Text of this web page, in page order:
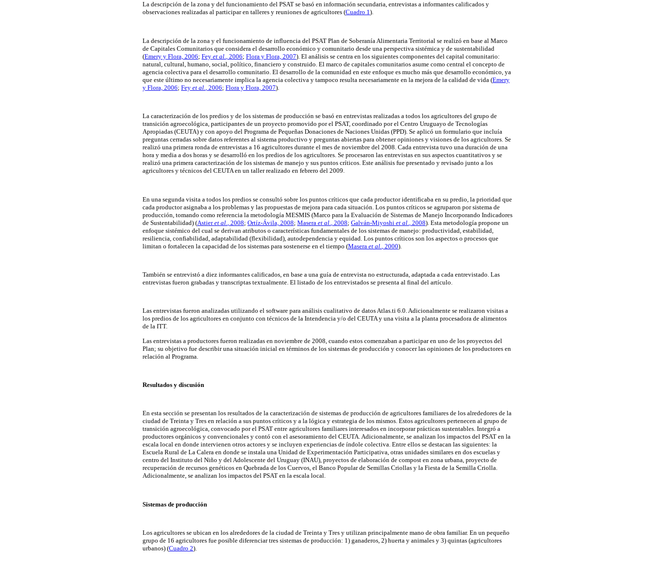
La descripción de la zona y del funcionamiento del PSAT se basó en información secundaria, entrevistas a informantes calificados y
observaciones realizadas al participar en talleres y reuniones de agricultores (Cuadro 1).
La descripción de la zona y el funcionamiento de influencia del PSAT Plan de Soberanía Alimentaria Territorial se realizó en base al Marco
de Capitales Comunitarios que considera el desarrollo económico y comunitario desde una perspectiva sistémica y de sustentabilidad
(Emery y Flora, 2006; Fey et al. , 2006; Flora y Flora, 2007). El análisis se centra en los siguientes componentes del capital comunitario:
natural, cultural, humano, social, político, financiero y construido. El marco de capitales comunitarios asume como central el concepto de
agencia colectiva para el desarrollo comunitario. El desarrollo de la comunidad en este enfoque es mucho más que desarrollo económico, ya
que este último no necesariamente implica la agencia colectiva y tampoco resulta necesariamente en la mejora de la calidad de vida (Emery
y Flora, 2006; Fey et al. , 2006; Flora y Flora, 2007).
La caracterización de los predios y de los sistemas de producción se basó en entrevistas realizadas a todos los agricultores del grupo de
transición agroecológica, participantes de un proyecto promovido por el PSAT, coordinado por el Centro Uruguayo de Tecnologías
Apropiadas (CEUTA) y con apoyo del Programa de Pequeñas Donaciones de Naciones Unidas (PPD). Se aplicó un formulario que incluía
preguntas cerradas sobre datos referentes al sistema productivo y preguntas abiertas para obtener opiniones y visiones de los agricultores. Se
realizó una primera ronda de entrevistas a 16 agricultores durante el mes de noviembre del 2008. Cada entrevista tuvo una duración de una
hora y media a dos horas y se desarrolló en los predios de los agricultores. Se procesaron las entrevistas en sus aspectos cuantitativos y se
realizó una primera caracterización de los sistemas de manejo y sus puntos críticos. Este análisis fue presentado y revisado junto a los
agricultores y técnicos del CEUTA en un taller realizado en febrero del 2009.
En una segunda visita a todos los predios se consultó sobre los puntos críticos que cada productor identificaba en su predio, la prioridad que
cada productor asignaba a los problemas y las propuestas de mejora para cada situación. Los puntos críticos se agruparon por sistema de
producción, tomando como referencia la metodología MESMIS (Marco para la Evaluación de Sistemas de Manejo Incorporando Indicadores
de Sustentabilidad) (Astieret al. , 2008; Ortíz-Ávila, 2008; Masera et al. , 2008; Galván-Miyoshi et al. , 2008). Esta metodología propone un
enfoque sistémico del cual se derivan atributos o características fundamentales de los sistemas de manejo: productividad, estabilidad,
resiliencia, confiabilidad, adaptabilidad (flexibilidad), autodependencia y equidad. Los puntos críticos son los aspectos o procesos que
limitan o fortalecen la capacidad de los sistemas para sostenerse en el tiempo (Masera et al. , 2000).
También se entrevistó a diez informantes calificados, en base a una guía de entrevista no estructurada, adaptada a cada entrevistado. Las
entrevistas fueron grabadas y transcriptas textualmente. El listado de los entrevistados se presenta al final del artículo.
Las entrevistas fueron analizadas utilizando el software para análisis cualitativo de datos Atlas.ti 6.0. Adicionalmente se realizaron visitas a
los predios de los agricultores en conjunto con técnicos de la Intendencia y/o del CEUTA y una visita a la planta procesadora de alimentos
de la ITT.
Las entrevistas a productores fueron realizadas en noviembre de 2008, cuando estos comenzaban a participar en uno de los proyectos del
Plan; su objetivo fue describir una situación inicial en términos de los sistemas de producción y conocer las opiniones de los productores en
relación al Programa.
Resultados y discusión
En esta sección se presentan los resultados de la caracterización de sistemas de producción de agricultores familiares de los alrededores de la
ciudad de Treinta y Tres en relación a sus puntos críticos y a la lógica y estrategia de los mismos. Estos agricultores pertenecen al grupo de
transición agroecológica, convocado por el PSAT entre agricultores familiares interesados en incorporar prácticas sustentables. Integró a
productores orgánicos y convencionales y contó con el asesoramiento del CEUTA. Adicionalmente, se analizan los impactos del PSAT en la
escala local en donde intervienen otros actores y se incluyen experiencias de índole colectiva. Entre ellos se destacan las siguientes: la
Escuela Rural de La Calera en donde se instala una Unidad de Experimentación Participativa, otras unidades similares en dos escuelas y
centro del Instituto del Niño y del Adolescente del Uruguay (INAU), proyectos de elaboración de compost en zona urbana, proyecto de
recuperación de recursos genéticos en Quebrada de los Cuervos, el Banco Popular de Semillas Criollas y la Fiesta de la Semilla Criolla.
Adicionalmente, se analizan los impactos del PSAT en la escala local.
Sistemas de producción
Los agricultores se ubican en los alrededores de la ciudad de Treinta y Tres y utilizan principalmente mano de obra familiar. En un pequeño
grupo de 16 agricultores fue posible diferenciar tres sistemas de producción: 1) ganaderos, 2) huerta y animales y 3) quintas (agricultores
urbanos) (Cuadro 2).